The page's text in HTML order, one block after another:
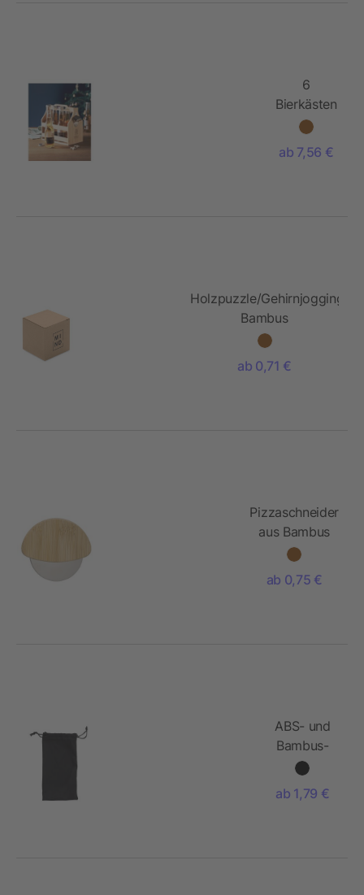
6
Bierkästen
aus
ab 7,56 €
Holzpuzzle/Gehirnjogging
Bambus
ab 0,71 €
Pizzaschneider
aus Bambus
Ian
ab 0,75 €
ABS- und
Bambus-
Sonnenbrille
ab 1,79 €